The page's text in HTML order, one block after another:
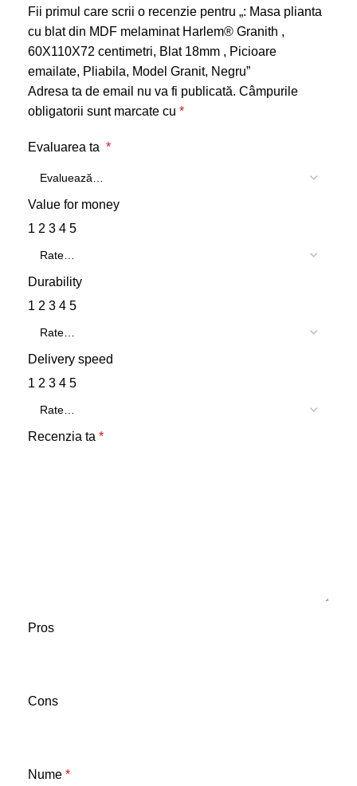
Fii primul care scrii o recenzie pentru „: Masa plianta
cu blat din MDF melaminat Harlem® Granith ,
60X110X72 centimetri, Blat 18mm , Picioare
emailate, Pliabila, Model Granit, Negru”
Adresa ta de email nu va fi publicată. Câmpurile
obligatorii sunt marcate cu *
Evaluarea ta *
Value for money
1 2 3 4 5
Durability
1 2 3 4 5
Delivery speed
1 2 3 4 5
Recenzia ta *
Pros
Cons
Nume *